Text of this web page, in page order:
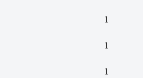
1
1
1